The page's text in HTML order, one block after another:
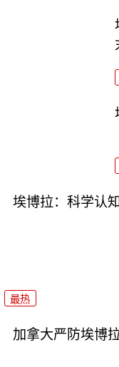
埃博拉：科学认
最热
加拿大严防埃博